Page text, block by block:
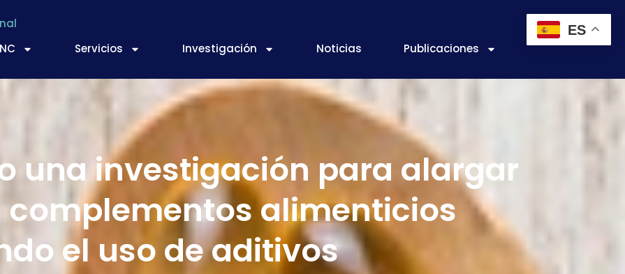
Servicios Investigación Noticias Publicaciones
una investigación para alargar
complementos alimenticios
el uso de aditivos
ES